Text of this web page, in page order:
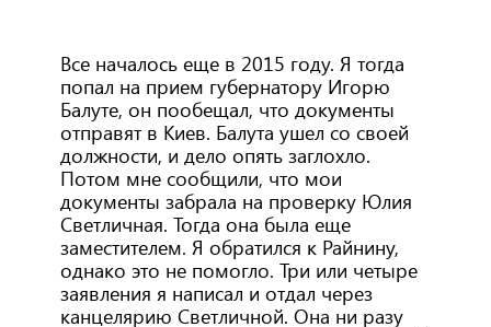
Все началось еще в 2015 году. Я тогда
попал на прием губернатору Игорю
Балуте, он пообещал, что документы
отправят в Киев. Балута ушел со своей
должности, и дело опять заглохло.
Потом мне сообщили, что мои
документы забрала на проверку Юлия
Светличная. Тогда она была еще
заместителем. Я обратился к Райнину,
однако это не помогло. Три или четыре
заявления я написал и отдал через
канцелярию Светличной. Она ни разу